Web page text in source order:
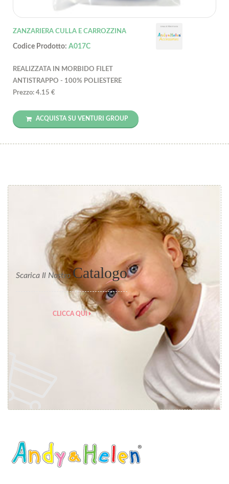
ZANZARIERA CULLA E CARROZZINA
Codice Prodotto: A017C
REALIZZATA IN MORBIDO FILET
ANTISTRAPPO - 100% POLIESTERE
Prezzo: 4.15 €
ACQUISTA SU VENTURI GROUP
Scarica Il Nostro Catalogo
CLICCA QUI